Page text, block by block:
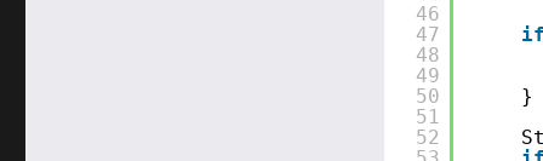
46
47
48
49
50
51
52
if
}